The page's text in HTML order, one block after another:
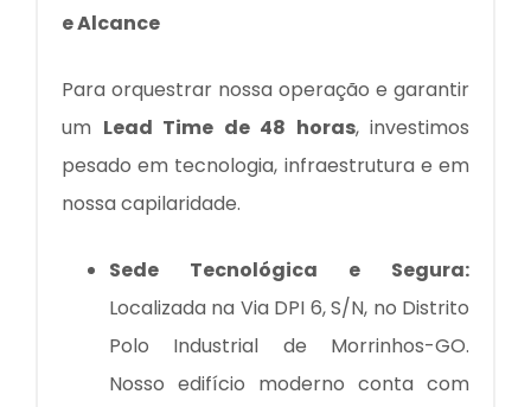
e Alcance
Para orquestrar nossa operação e garantir
um Lead Time de 48 horas, investimos
pesado em tecnologia, infraestrutura e em
nossa capilaridade.
Sede Tecnológica e Segura:
Localizada na Via DPI 6, S/N, no Distrito
Polo Industrial de Morrinhos-GO.
Nosso edifício moderno conta com